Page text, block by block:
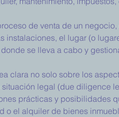
de venta de un
instalaciones, el lugar (o
se lleva a cabo y
clara no solo sobre los
situación legal (due diligence
prácticas y posibilidades
o el alquiler de bienes